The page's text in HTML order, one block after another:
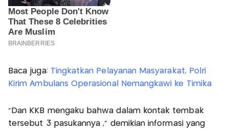
Baca juga: Tingkatkan Pelayanan Masyarakat, Polri
Kirim Ambulans Operasional Nemangkawi ke Timika
"Dan KKB mengaku bahwa dalam kontak tembak
tersebut 3 pasukannya ," demikian informasi yang